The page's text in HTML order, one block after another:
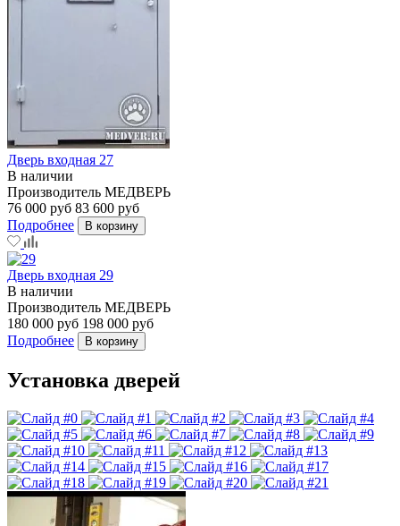
Дверь входная 27
В наличии
Производитель МЕДВЕРЬ
76 000 руб 83 600 руб
Подробнее
В корзину
Дверь входная 29
В наличии
Производитель МЕДВЕРЬ
180 000 руб 198 000 руб
Подробнее
В корзину
Установка дверей